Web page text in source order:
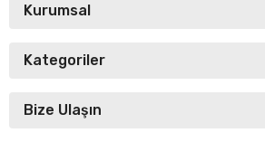
Kurumsal
Kategoriler
Bize Ulaşın